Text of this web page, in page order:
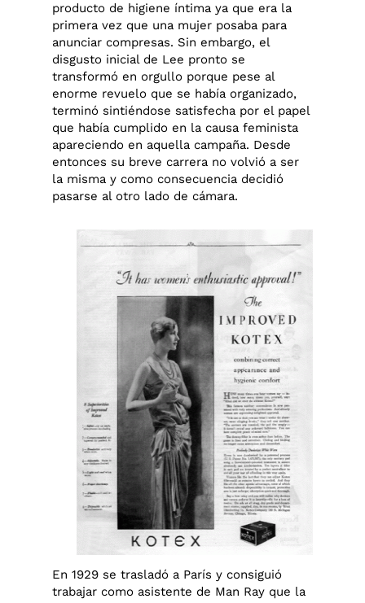
producto de higiene íntima ya que era la
primera vez que una mujer posaba para
anunciar compresas. Sin embargo, el
disgusto inicial de Lee pronto se
transformó en orgullo porque pese al
enorme revuelo que se había organizado,
terminó sintiéndose satisfecha por el papel
que había cumplido en la causa feminista
apareciendo en aquella campaña. Desde
entonces su breve carrera no volvió a ser
la misma y como consecuencia decidió
pasarse al otro lado de cámara.
En 1929 se trasladó a París y consiguió
trabajar como asistente de Man Ray que la